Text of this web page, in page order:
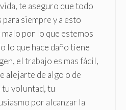
te aseguro que todo
para siempre y a esto
por lo que estemos
lo que hace daño tiene
el trabajo es mas fácil,
alejarte de algo o de
tu voluntad, tu
por alcanzar la